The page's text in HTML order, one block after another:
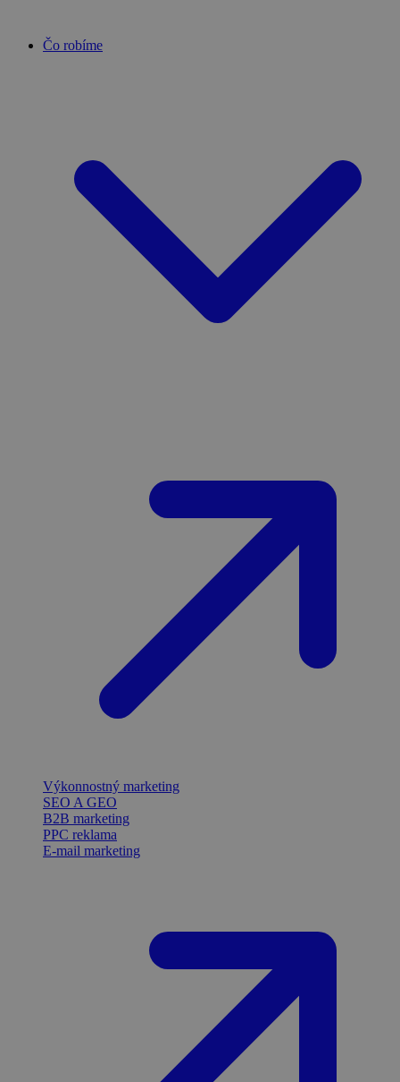
Čo robíme
Výkonnostný marketing
SEO A GEO
B2B marketing
PPC reklama
E-mail marketing